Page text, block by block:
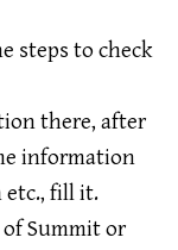
steps to check
there, after
information
etc., fill it.
Summit or